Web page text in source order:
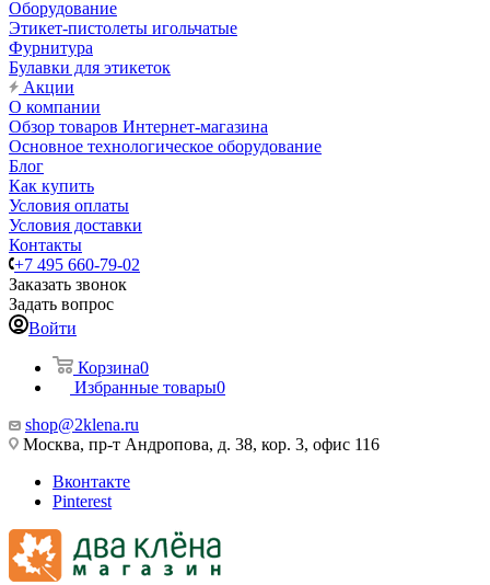
Оборудование
Этикет-пистолеты игольчатые
Фурнитура
Булавки для этикеток
Акции
О компании
Обзор товаров Интернет-магазина
Основное технологическое оборудование
Блог
Как купить
Условия оплаты
Условия доставки
Контакты
+7 495 660-79-02
Заказать звонок
Задать вопрос
Войти
Корзина0
Избранные товары0
shop@2klena.ru
Москва, пр-т Андропова, д. 38, кор. 3, офис 116
Вконтакте
Pinterest